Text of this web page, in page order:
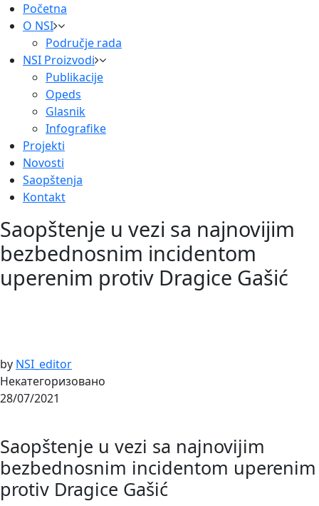
Početna
O NSI
Područje rada
NSI Proizvodi
Publikacije
Opeds
Glasnik
Infografike
Projekti
Novosti
Saopštenja
Kontakt
Saopštenje u vezi sa najnovijim
bezbednosnim incidentom
uperenim protiv Dragice Gašić
by NSI_editor
Некатегоризовано
28/07/2021
Saopštenje u vezi sa najnovijim
bezbednosnim incidentom uperenim
protiv Dragice Gašić